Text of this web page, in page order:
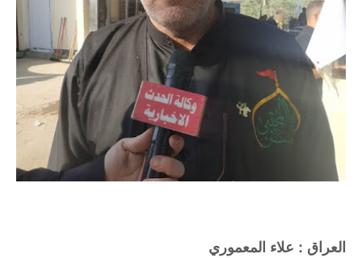
العراق : علاء المعموري